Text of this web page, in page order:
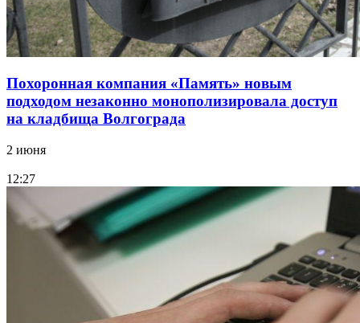
Похоронная компания «Память» новым
подходом незаконно монополизировала доступ
на кладбища Волгограда
2 июня
12:27